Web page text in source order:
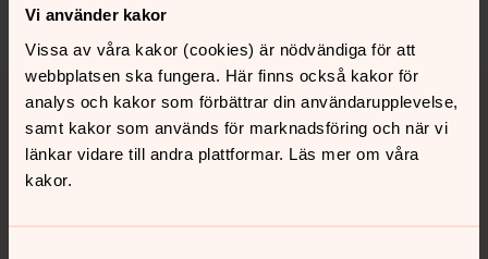
Vi använder kakor
Vissa av våra kakor (cookies) är nödvändiga för att
webbplatsen ska fungera. Här finns också kakor för
analys och kakor som förbättrar din användarupplevelse,
samt kakor som används för marknadsföring och när vi
länkar vidare till andra plattformar. Läs mer om våra
kakor.
Dela
Tillbaka till toppen
Tillbaka till innehållet
Kontakt